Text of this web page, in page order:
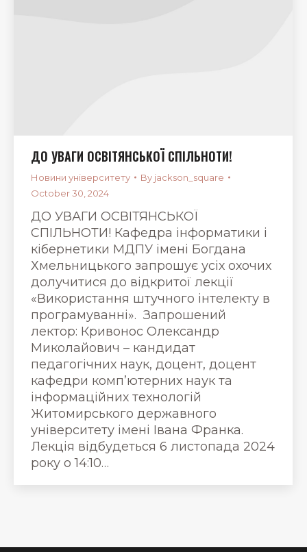
ДО УВАГИ ОСВІТЯНСЬКОЇ СПІЛЬНОТИ!
Новини університету By jackson_square
October 30, 2024
ДО УВАГИ ОСВІТЯНСЬКОЇ
СПІЛЬНОТИ! Кафедра інформатики і
кібернетики МДПУ імені Богдана
Хмельницького запрошує усіх охочих
долучитися до відкритої лекції
«Використання штучного інтелекту в
програмуванні». Запрошений
лектор: Кривонос Олександр
Миколайович – кандидат
педагогічних наук, доцент, доцент
кафедри комп’ютерних наук та
інформаційних технологій
Житомирського державного
університету імені Івана Франка.
Лекція відбудеться 6 листопада 2024
року о 14:10…